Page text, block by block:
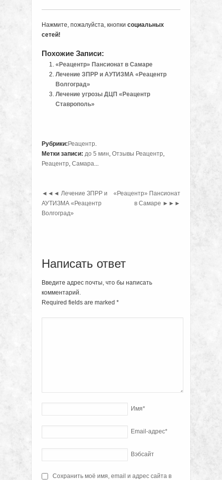
Нажмите, пожалуйста, кнопки социальных
сетей!
Похожие Записи:
«Реацентр» Пансионат в Самаре
Лечение ЗПРР и АУТИЗМА «Реацентр
Волгоград»
Лечение угрозы ДЦП «Реацентр
Ставрополь»
Рубрики: Реацентр.
Метки записи: до 5 мин, Отзывы Реацентр,
Реацентр, Самара...
◄◄◄ Лечение ЗПРР и
АУТИЗМА «Реацентр
Волгоград»
«Реацентр» Пансионат
в Самаре ►►►
Написать ответ
Введите адрес почты, что бы написать
комментарий.
Required fields are marked *
Имя*
Email-адрес*
Вэбсайт
Сохранить моё имя, email и адрес сайта в